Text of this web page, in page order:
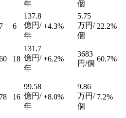
年 個
7 6
137.8
億円/
年
+4.3%
5.75
万円/
個
22.2%
18
131.7
億円/
年
+6.2%
3683
円/個
60.7%
78 16
99.58
億円/
年
+8.0%
9.86
万円/
個
7.2%